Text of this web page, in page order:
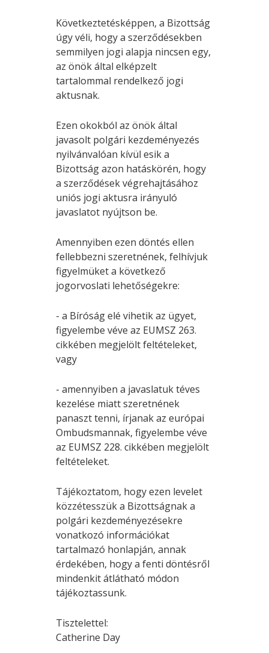
Következtetésképpen, a Bizottság
úgy véli, hogy a szerződésekben
semmilyen jogi alapja nincsen egy,
az önök által elképzelt
tartalommal rendelkező jogi
aktusnak.
Ezen okokból az önök által
javasolt polgári kezdeményezés
nyilvánvalóan kívül esik a
Bizottság azon hatáskörén, hogy
a szerződések végrehajtásához
uniós jogi aktusra irányuló
javaslatot nyújtson be.
Amennyiben ezen döntés ellen
fellebbezni szeretnének, felhívjuk
figyelmüket a következő
jogorvoslati lehetőségekre:
- a Bíróság elé vihetik az ügyet,
figyelembe véve az EUMSZ 263.
cikkében megjelölt feltételeket,
vagy
- amennyiben a javaslatuk téves
kezelése miatt szeretnének
panaszt tenni, írjanak az európai
Ombudsmannak, figyelembe véve
az EUMSZ 228. cikkében megjelölt
feltételeket.
Tájékoztatom, hogy ezen levelet
közzétesszük a Bizottságnak a
polgári kezdeményezésekre
vonatkozó információkat
tartalmazó honlapján, annak
érdekében, hogy a fenti döntésről
mindenkit átlátható módon
tájékoztassunk.
Tisztelettel:
Catherine Day